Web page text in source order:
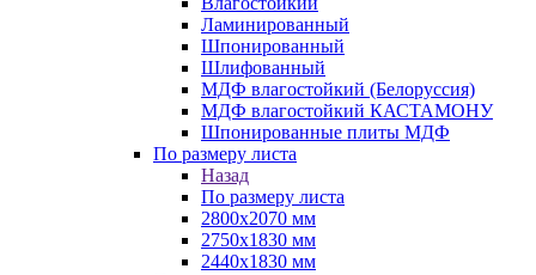
Ламинированный
Шпонированный
Шлифованный
МДФ влагостойкий (Белоруссия)
МДФ влагостойкий КАСТАМОНУ
Шпонированные плиты МДФ
По размеру листа
Назад
По размеру листа
2800х2070 мм
2750х1830 мм
2440х1830 мм